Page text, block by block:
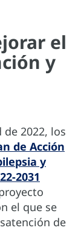
el
y
de 2022, los
de Acción
y
2031
el que se
de